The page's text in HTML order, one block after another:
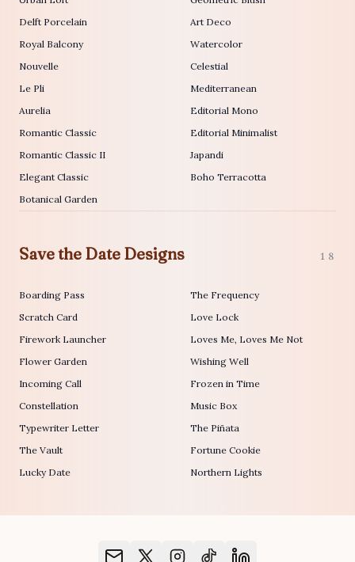
Delft Porcelain
Royal Balcony
Nouvelle
Le Pli
Aurelia
Romantic Classic
Romantic Classic II
Elegant Classic
Botanical Garden
Art Deco
Watercolor
Celestial
Mediterranean
Editorial Mono
Editorial Minimalist
Japandi
Boho Terracotta
Save the Date Designs 18
Boarding Pass
Scratch Card
Firework Launcher
Flower Garden
Incoming Call
Constellation
Typewriter Letter
The Vault
Lucky Date
The Frequency
Love Lock
Loves Me, Loves Me Not
Wishing Well
Frozen in Time
Music Box
The Piñata
Fortune Cookie
Northern Lights